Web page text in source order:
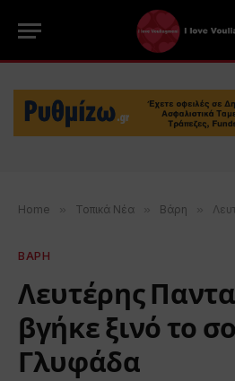
Home » Τοπικά Νέα » Βάρη »
ΒΑΡΗ
Λευτέρης
βγήκε ξινό το
Γλυφάδα